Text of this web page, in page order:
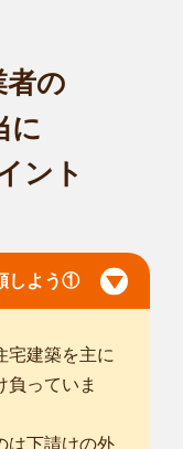
者の
に
ント
しよう①
宅建築を主に
負っていま
は下請けの外